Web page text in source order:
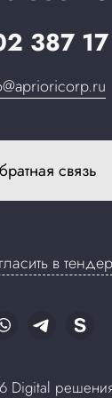
387
связь
в
Digital